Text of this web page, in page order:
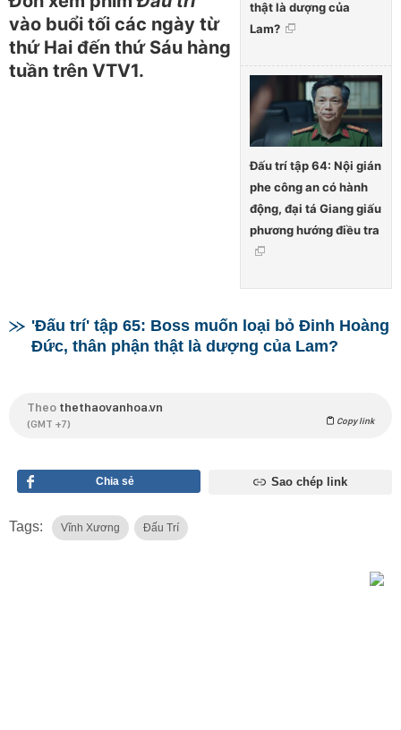
thật là dượng của
Lam?
Đấu trí tập 64: Nội gián
phe công an có hành
động, đại tá Giang giấu
phương hướng điều tra
vào buổi tối các ngày từ
thứ Hai đến thứ Sáu hàng
tuần trên VTV1.
'Đấu trí' tập 65: Boss muốn loại bỏ Đinh Hoàng
Đức, thân phận thật là dượng của Lam?
Theo thethaovanhoa.vn
(GMT +7) Copy link
Chia sẻ Sao chép link
Tags: Vĩnh Xương Đấu Trí